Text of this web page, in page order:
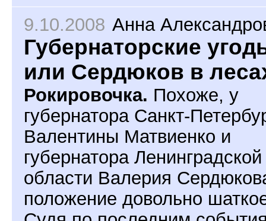
9.10.2008 Анна
Губернаторские
или Сердюков в
Рокировочка. Похоже, у
губернатора Санкт-
Валентины Матвиенко и
губернатора Ленинградской
области Валерия
положение довольно